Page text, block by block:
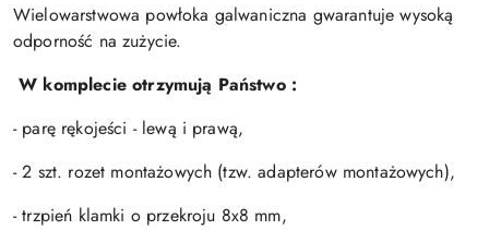
Wielowarstwowa powłoka galwaniczna gwarantuje wysoką
odporność na zużycie.
W komplecie otrzymują Państwo :
- parę rękojeści - lewą i prawą,
- 2 szt. rozet montażowych (tzw. adapterów montażowych),
- trzpień klamki o przekroju 8x8 mm,